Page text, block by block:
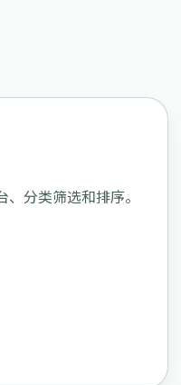
分类筛选和排序。